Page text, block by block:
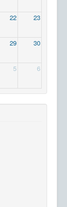
22 23
29 30
5 6